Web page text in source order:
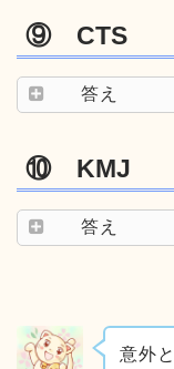
⑨ CTS
答え
⑩ KMJ
答え
意外